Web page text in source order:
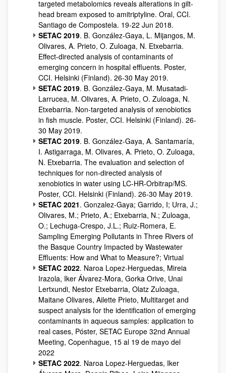
targeted metabolomics reveals alterations in gilt-
head bream exposed to amitriptyline. Oral, CCI.
Santiago de Compostela. 19-22 Jun 2018.
SETAC 2019. B. González-Gaya, L. Mijangos, M.
Olivares, A. Prieto, O. Zuloaga, N. Etxebarria.
Effect-directed analysis of contaminants of
emerging concern in hospital effluents. Poster,
CCI. Helsinki (Finland). 26-30 May 2019.
SETAC 2019. B. González-Gaya, M. Musatadi-
Larrucea, M. Olivares, A. Prieto, O. Zuloaga, N.
Etxebarria. Non-targeted analysis of xenobiotics
in fish muscle. Poster, CCI. Helsinki (Finland). 26-
30 May 2019.
SETAC 2019. B. González-Gaya, A. Santamaría,
I. Astigarraga, M. Olivares, A. Prieto, O. Zuloaga,
N. Etxebarria. The evaluation and selection of
techniques for non-directed analysis of
xenobiotics in water using LC-HR-Orbitrap/MS.
Poster, CCI. Helsinki (Finland). 26-30 May 2019.
SETAC 2021. Gonzalez-Gaya; Garrido, I; Urra, J.;
Olivares, M.; Prieto, A.; Etxebarria, N.; Zuloaga,
O.; Lechuga-Crespo, J.L.; Ruiz-Romera, E.
Sampling Emerging Pollutants in Three Rivers of
the Basque Country Impacted by Wastewater
Effluents: How and What to Measure?; Virtual
SETAC 2022. Naroa Lopez-Herguedas, Mireia
Irazola, Iker Álvarez-Mora, Gorka Orive, Unai
Lertxundi, Nestor Etxebarria, Olatz Zuloaga,
Maitane Olivares, Ailette Prieto, Multitarget and
suspect analysis for the identification of emerging
contaminants in aqueous samples: application to
real cases, Póster, SETAC Europe 32nd Annual
Meeting, Copenhague, 15 al 19 de mayo del
2022
SETAC 2022. Naroa Lopez-Herguedas, Iker